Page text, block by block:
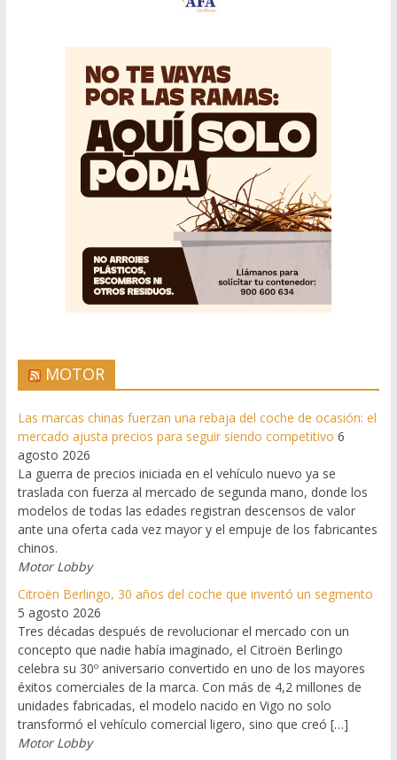
MOTOR
Las marcas chinas fuerzan una rebaja del coche de ocasión: el
mercado ajusta precios para seguir siendo competitivo 6
agosto 2026
La guerra de precios iniciada en el vehículo nuevo ya se
traslada con fuerza al mercado de segunda mano, donde los
modelos de todas las edades registran descensos de valor
ante una oferta cada vez mayor y el empuje de los fabricantes
chinos.
Motor Lobby
Citroën Berlingo, 30 años del coche que inventó un segmento
5 agosto 2026
Tres décadas después de revolucionar el mercado con un
concepto que nadie había imaginado, el Citroën Berlingo
celebra su 30º aniversario convertido en uno de los mayores
éxitos comerciales de la marca. Con más de 4,2 millones de
unidades fabricadas, el modelo nacido en Vigo no solo
transformó el vehículo comercial ligero, sino que creó […]
Motor Lobby